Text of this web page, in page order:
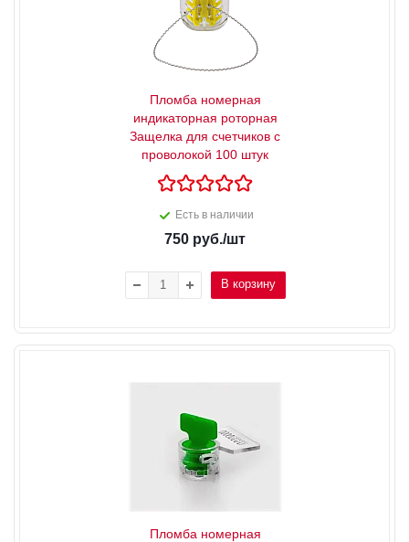
Пломба номерная
индикаторная роторная
Защелка для счетчиков с
проволокой 100 штук
Есть в наличии
750 руб./шт
В корзину
Пломба номерная